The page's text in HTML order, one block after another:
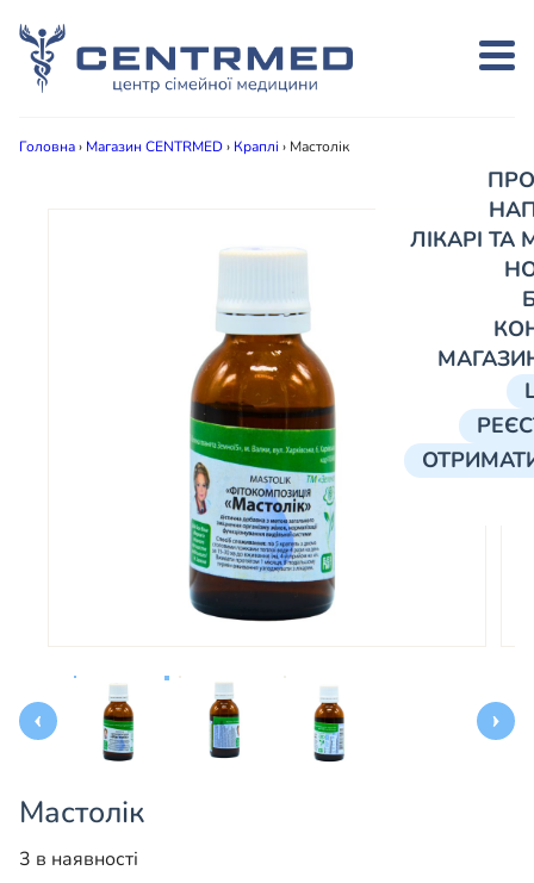
ЛІКАРІ
Головна› Магазин CENTRMED› Краплі › Мастолік
Мастолік
3 в наявності